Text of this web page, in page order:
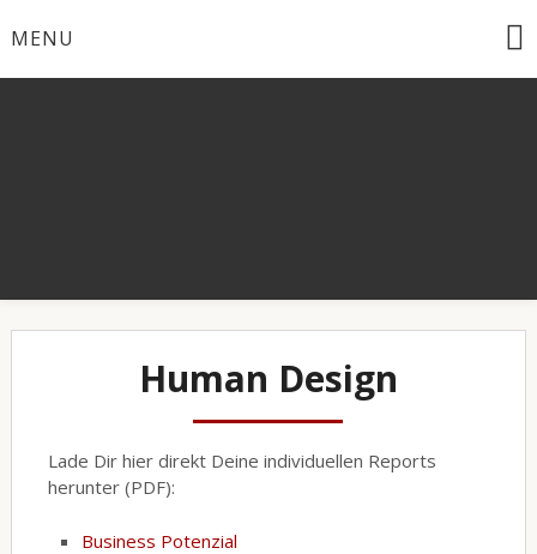
toMENU
Human Design
Lade Dir hier direkt Deine individuellen Reports
herunter (PDF):
Business Potenzial